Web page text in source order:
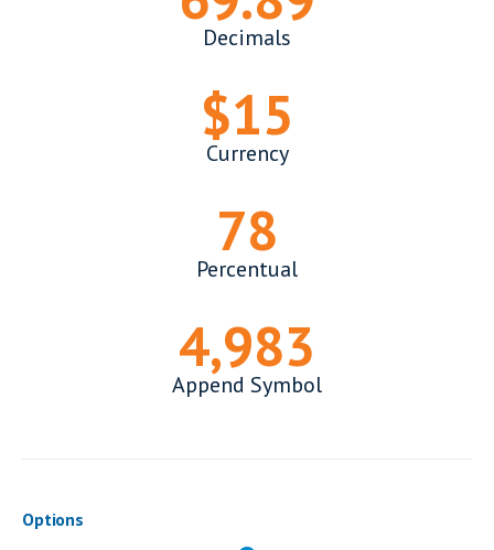
Decimals
$15
Currency
78
Percentual
4,999
Append Symbol
Options